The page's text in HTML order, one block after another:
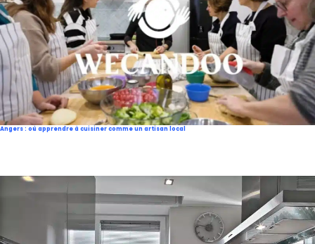
Angers : où apprendre à cuisiner comme un artisan local